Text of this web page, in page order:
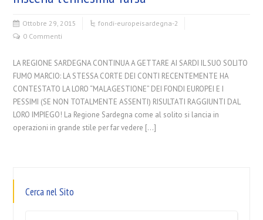
Ottobre 29, 2015 fondi-europeisardegna-2
0 Commenti
LA REGIONE SARDEGNA CONTINUA A GETTARE AI SARDI IL SUO SOLITO
FUMO MARCIO: LA STESSA CORTE DEI CONTI RECENTEMENTE HA
CONTESTATO LA LORO “MALAGESTIONE” DEI FONDI EUROPEI E I
PESSIMI (SE NON TOTALMENTE ASSENTI) RISULTATI RAGGIUNTI DAL
LORO IMPIEGO! La Regione Sardegna come al solito si lancia in
operazioni in grande stile per far vedere […]
Cerca nel Sito